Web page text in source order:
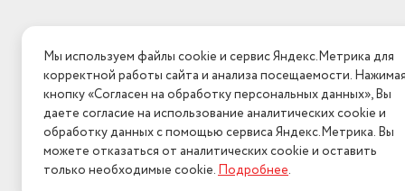
Мы используем файлы cookie и сервис Яндекс.Метрика для
корректной работы сайта и анализа посещаемости. Нажимая
кнопку «Согласен на обработку персональных данных», Вы
даете согласие на использование аналитических cookie и
обработку данных с помощью сервиса Яндекс.Метрика. Вы
можете отказаться от аналитических cookie и оставить
только необходимые cookie.Подробнее.